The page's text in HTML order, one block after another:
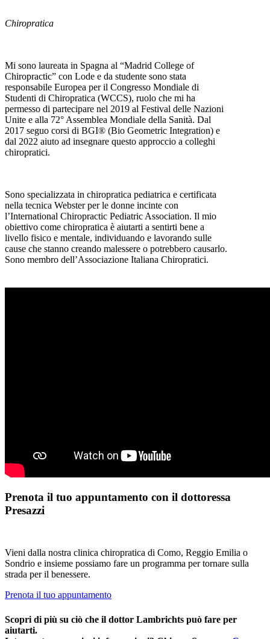
Chiropratica
Mi sono laureata in Spagna al “Madrid College of
Chiropractic” con Lode e da studente sono stata
responsabile Europea per il Congresso Mondiale di
Studenti di Chiropratica (WCCS), ruolo che mi ha
permesso di partecipare nel 2019 al Festival delle Nazioni
Unite e alla 72° Assemblea Mondiale della Sanità. Dal
2017 seguo corsi di BGI® (Bio Geometric Integration) e
dal 2022 aiuto ad insegnare questo approccio a colleghi
chiropratici.
Sono specializzata in chiropratica pediatrica e certificata
nella tecnica Webster per le donne incinte con
l’International Chiropractic Pediatric Association. Il mio
obiettivo come chiropratica è aiutarti a sentirti bene a
livello fisico e mentale, individuando e lavorando sulle
cause che stanno creando malessere o potrebbero causarlo.
Sono membro dell’Associazione Italiana Chiropratici.
Prenota il tuo appuntamento con il dottoressa
Presazzi
Vieni dalla nostra clinica chiropratica di Como, Reggio Emilia o
Sondrio e insieme possiamo fare un programma per tornare sulla
strada per il benessere.
Prenota il tuo appuntamento
Scopri di più su ciò che il dottor Lambrichts può fare per
aiutarti.